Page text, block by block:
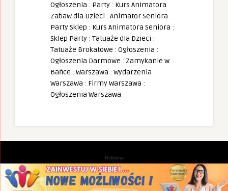
Ogłoszenia : Party : Kurs Animatora
Zabaw dla Dzieci : Animator Seniora :
Party Sklep : Kurs Animatora Seniora :
Sklep Party : Tatuaże dla Dzieci :
Tatuaże Brokatowe : Ogłoszenia :
Ogłoszenia Darmowe : Zamykanie w
Bańce : Warszawa : Wydarzenia
Warszawa : Firmy Warszawa :
Ogłoszenia Warszawa
Reklama